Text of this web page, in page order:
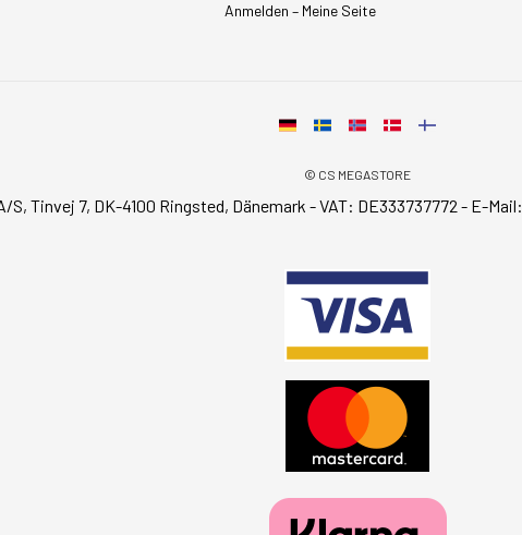
Anmelden – Meine Seite
© CS MEGASTORE
S, Tinvej 7, DK-4100 Ringsted, Dänemark - VAT: DE333737772 - E-Mail: